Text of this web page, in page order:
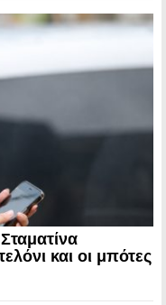
και οι μπότες